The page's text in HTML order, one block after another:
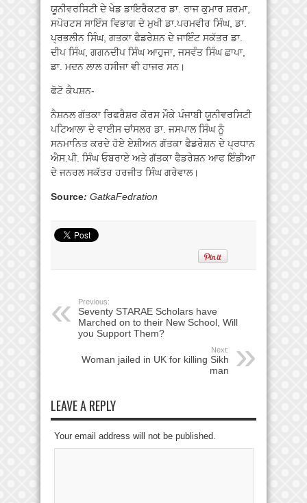
ਯੂਨੀਵਰਸਿਟੀ ਦੇ ਖੇਡ ਡਾਇਰੈਕਟਰ ਡਾ. ਰਾਜ ਕੁਮਾਰ ਸ਼ਰਮਾ,
ਸਪੋਰਟਸ ਸਾਇੰਸ ਵਿਭਾਗ ਦੇ ਮੁਖੀ ਡਾ.ਪਰਮਵੀਰ ਸਿੰਘ, ਡਾ.
ਪ੍ਰਭਲੀਨ ਸਿੰਘ, ਗਤਕਾ ਫੈਡਰੇਸ਼ਨ ਦੇ ਜਾਇੰਟ ਸਕੱਤਰ ਡਾ.
ਦੀਪ ਸਿੰਘ, ਗਗਨਦੀਪ ਸਿੰਘ ਆਹੁਜਾ, ਜਸਵੰਤ ਸਿੰਘ ਛਾਪਾ,
ਡਾ. ਮਦਨ ਲਾਲ ਹਸੀਜਾ ਵੀ ਹਾਜਰ ਸਨ।
ਫੋਟੋ ਕੈਪਸ਼ਨ-
ਨੈਸ਼ਨਲ ਗੱਤਕਾ ਰਿਫਰੈਸ਼ਰ ਕੋਰਸ ਮੌਕੇ ਪੰਜਾਬੀ ਯੂਨੀਵਰਸਿਟੀ
ਪਟਿਆਲਾ ਦੇ ਵਾਈਸ ਚਾਂਸਲਰ ਡਾ. ਜਸਪਾਲ ਸਿੰਘ ਨੂੰ
ਸਨਮਾਨਿਤ ਕਰਦੇ ਹੋਏ ਏਸ਼ੀਅਨ ਗੱਤਕਾ ਫੈਡਰੇਸ਼ਨ ਦੇ ਪ੍ਰਧਾਨ
ਐਸ.ਪੀ. ਸਿੰਘ ਓਬਰਾਏ ਅਤੇ ਗੱਤਕਾ ਫੈਡਰੇਸ਼ਨ ਆਫ ਇੰਡੀਆ
ਦੇ ਜਨਰਲ ਸਕੱਤਰ ਹਰਜੀਤ ਸਿੰਘ ਗਰੇਵਾਲ।
Source: GatkaFedration
Previous:
Seventy STARAE Scholars have
Marched on to their New School, Will
you Support Them?
Next:
Woman jailed in UK for killing Sikh
man
LEAVE A REPLY
Your email address will not be published.